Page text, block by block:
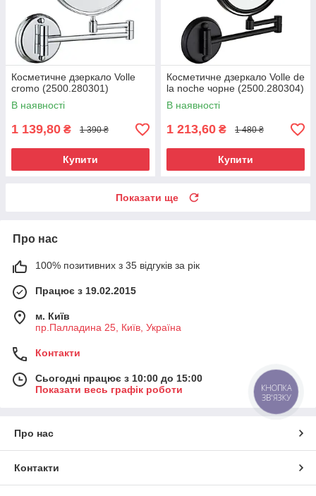
Косметичне дзеркало Volle
cromo (2500.280301)
В наявності
1 139,80 ₴ 1 390 ₴
Купити
Косметичне дзеркало Volle de
la noche чорне (2500.280304)
В наявності
1 213,60 ₴ 1 480 ₴
Купити
Показати ще
Про нас
100% позитивних з 35 відгуків за рік
Працює з 19.02.2015
м. Київ
пр.Палладина 25, Київ, Україна
Контакти
Сьогодні працює з 10:00 до 15:00
Показати весь графік роботи
Про нас
Контакти
КНОПКА
ЗВ'ЯЗКУ